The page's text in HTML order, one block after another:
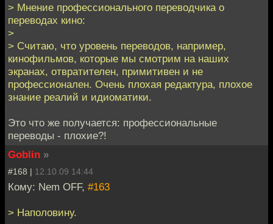
> Мнение профессионального переводчика о
переводах кино:
>
> Считаю, что уровень переводов, например,
кинофильмов, которые мы смотрим на наших
экранах, отвратителен, примитивен и не
профессионален. Очень плохая редактура, плохое
знание реалий и идиоматики.
Это что же получается: профессиональные
переводы - плохие?!
Goblin »
#168 | 12.10.09 14:44
Кому: Nem OFF, #163
> Наполовину.